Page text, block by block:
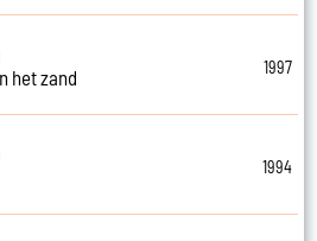
het zand
1997
1994